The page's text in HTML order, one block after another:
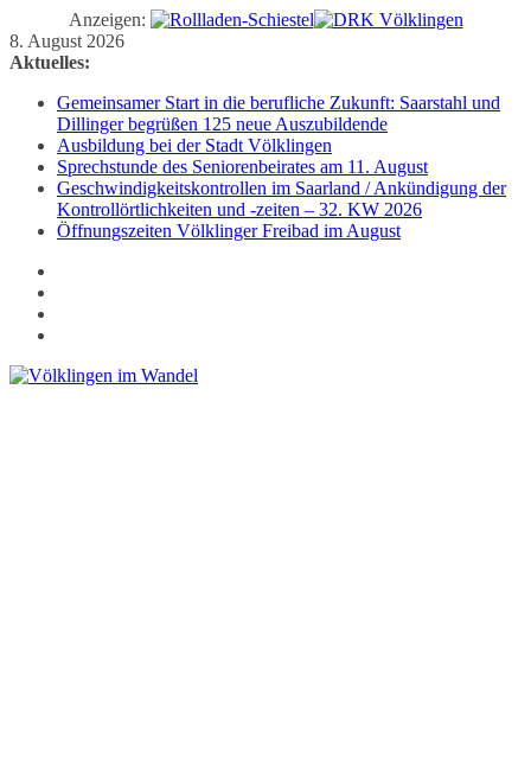
Anzeigen:
Zum
Inhalt
8. August 2026
Aktuelles:
Gemeinsamer Start in die berufliche Zukunft: Saarstahl und
Dillinger begrüßen 125 neue Auszubildende
Ausbildung bei der Stadt Völklingen
Sprechstunde des Seniorenbeirates am 11. August
Geschwindigkeitskontrollen im Saarland / Ankündigung der
Kontrollörtlichkeiten und -zeiten – 32. KW 2026
Öffnungszeiten Völklinger Freibad im August